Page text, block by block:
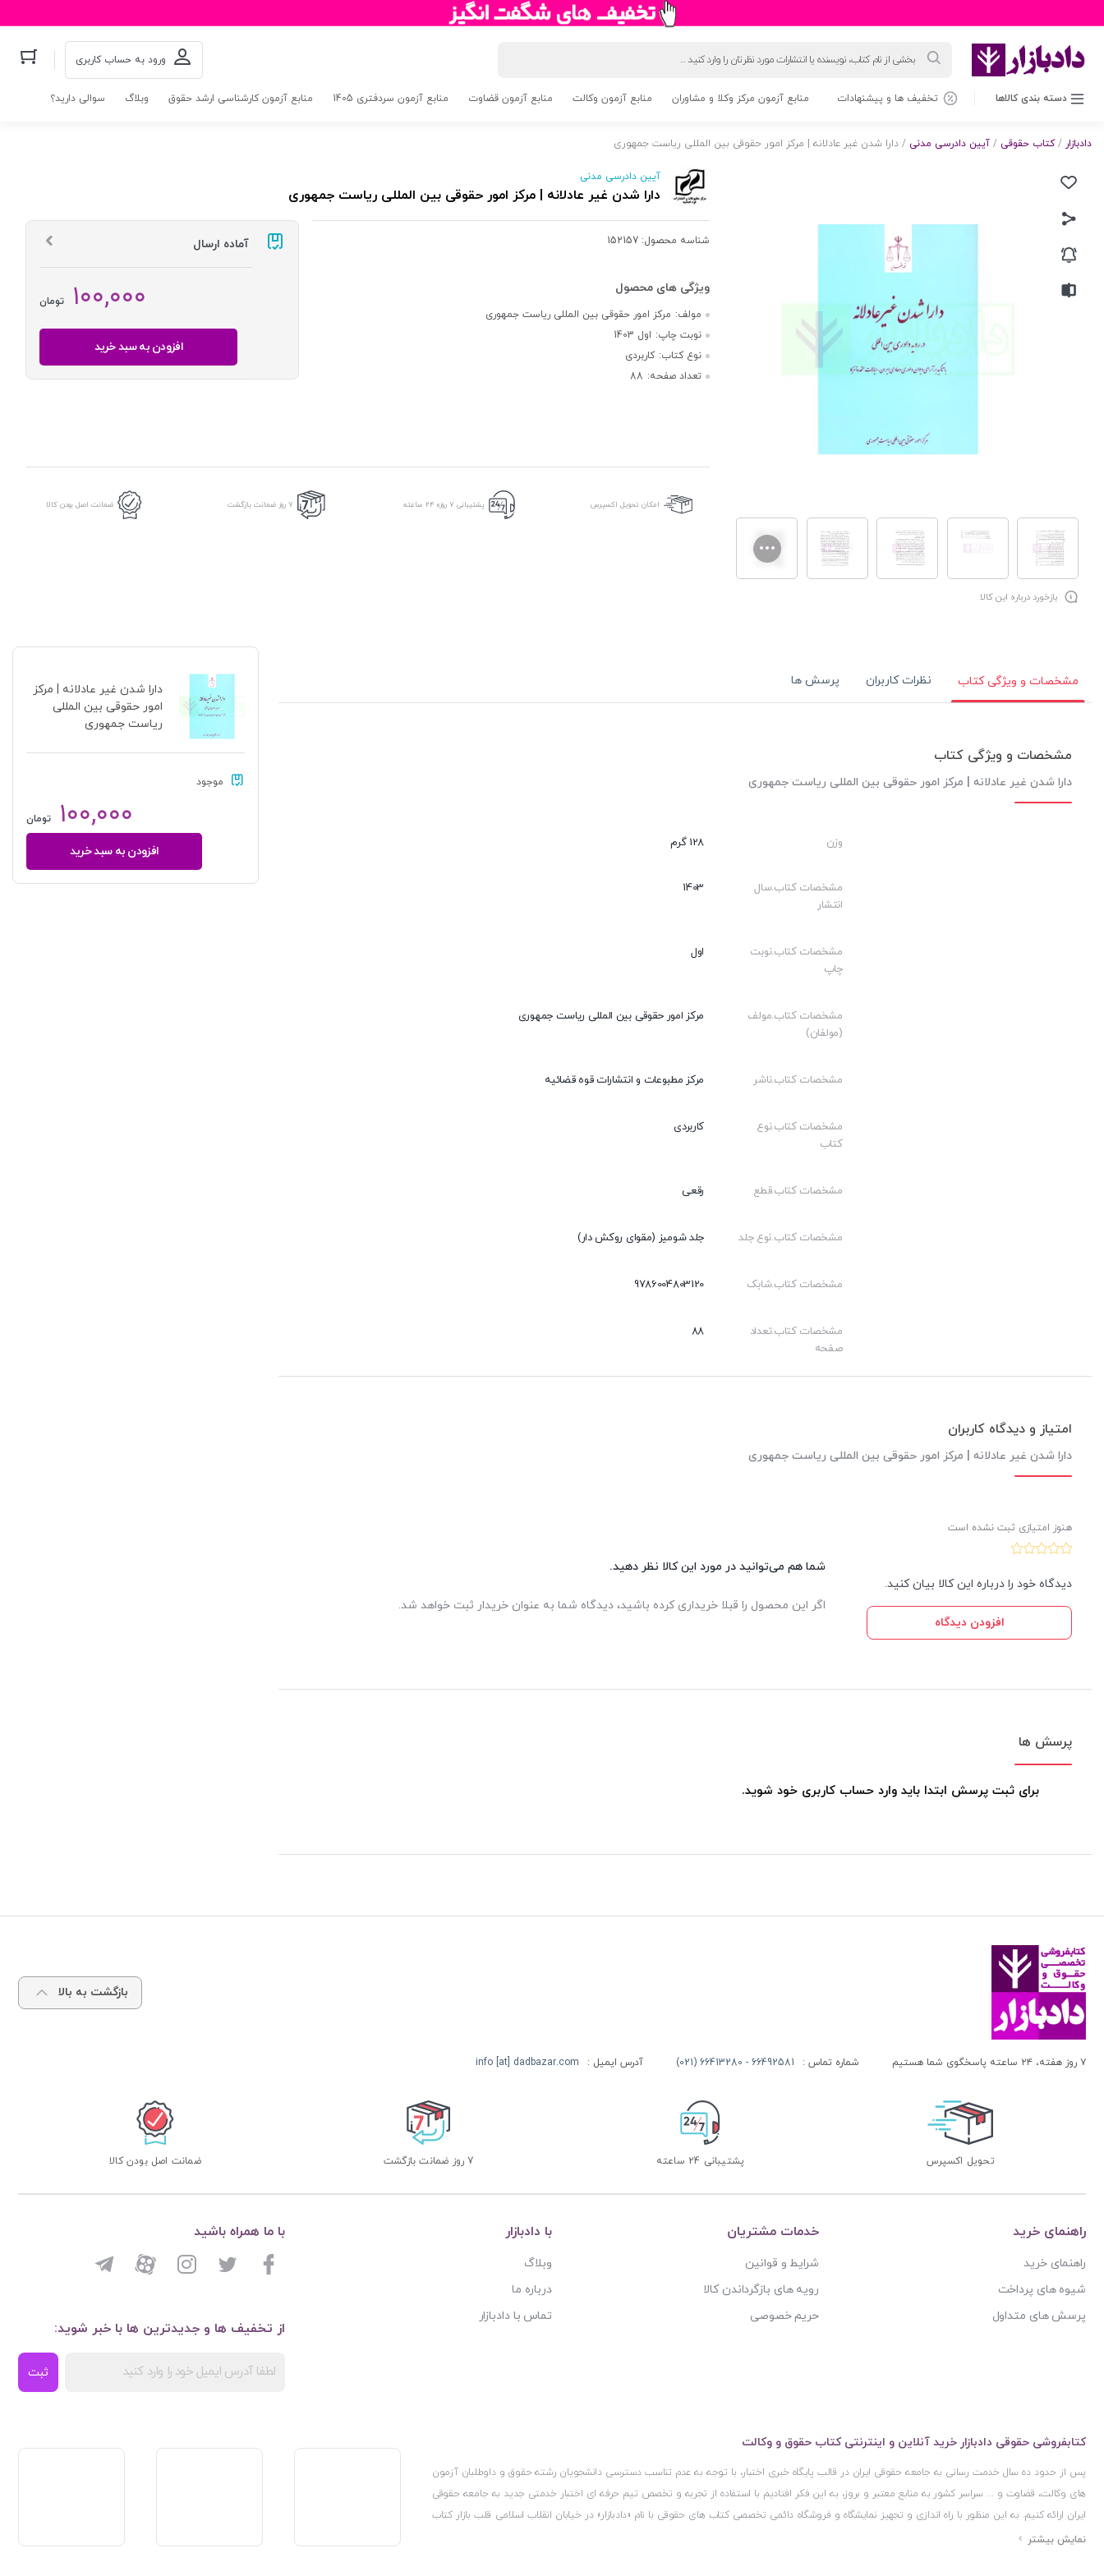
محصولات ورود به حساب کاربری
دسته بندی کالاها تخفیف ها و پیشنهادات منابع آزمون مرکز وکلا و مشاوران منابع آزمون وکالت منابع آزمون قضاوت منابع آزمون سردفتری 1405 منابع آزمون کارشناسی ارشد حقوق وبلاگ سوالی دارید؟
دادبازار /کتاب حقوقی / آیین دادرسی مدنی / دارا شدن غیر عادلانه | مرکز امور حقوقی بین المللی ریاست جمهوری
آیین دادرسی مدنی
دارا شدن غیر عادلانه | مرکز امور حقوقی بین المللی ریاست جمهوری
شناسه محصول: 152157
مولف: مرکز امور حقوقی بین المللی ریاست جمهوری
نوبت چاپ: اول 1403
نوع کتاب: کاربردی
تعداد صفحه: 88
آماده ارسال
۱۰۰,۰۰۰ تومان
غیر
بین
ریاست
افزودن به سبد خرید
امکان تحویل اکسپرس پشتیبانی ۷ روزه ۲۴ ساعته 7 روز ضمانت بازگشت ضمانت اصل بودن کالا
بازخورد درباره این کالا
دارا شدن غیر عادلانه | مرکز
امور حقوقی بین المللی
ریاست جمهوری
موجود
۱۰۰,۰۰۰ تومان
افزودن به سبد خرید
مشخصات و ویژگی کتاب نظرات کاربران پرسش ها
مشخصات و ویژگی کتاب
دارا شدن غیر عادلانه | مرکز امور حقوقی بین المللی ریاست جمهوری
وزن 128 گرم
مشخصات کتاب.سال
انتشار
1403
مشخصات کتاب.نوبت
چاپ
اول
مشخصات کتاب.مولف
(مولفان)
مرکز امور حقوقی بین المللی ریاست جمهوری
مشخصات کتاب.ناشر مرکز مطبوعات و انتشارات قوه قضائیه
مشخصات کتاب.نوع
کتاب
کاربردی
مشخصات کتاب.قطع رقعی
مشخصات کتاب.نوع جلد جلد شومیز (مقوای روکش دار)
مشخصات کتاب.شابک 9786004803120
مشخصات کتاب.تعداد
صفحه
88
امتیاز و دیدگاه کاربران
دارا شدن غیر عادلانه | مرکز امور حقوقی بین المللی ریاست جمهوری
هنوز امتیازی ثبت نشده است
دیدگاه خود را درباره این کالا بیان کنید.
افزودن دیدگاه
شما هم می‌توانید در مورد این کالا نظر دهید.
اگر این محصول را قبلا خریداری کرده باشید، دیدگاه شما به عنوان خریدار ثبت خواهد شد.
پرسش ها
برای ثبت پرسش ابتدا باید وارد حساب کاربری خود شوید.
بازگشت به بالا
۷ روز هفته، ۲۴ ساعته پاسخگوی شما هستیم شماره تماس : 66492581 - 66413280 (021) آدرس ایمیل : info [at] dadbazar.com
تحویل اکسپرس پشتیبانی 24 ساعته 7 روز ضمانت بازگشت ضمانت اصل بودن کالا
راهنمای خرید
راهنمای خرید
شیوه های پرداخت
پرسش های متداول
خدمات مشتریان
شرایط و قوانین
رویه های بازگرداندن کالا
حریم خصوصی
با دادبازار
وبلاگ
درباره ما
تماس با دادبازار
از تخفیف ها و جدیدترین ها با خبر شوید:
ثبت
با ما همراه باشید
کتابفروشی حقوقی دادبازار خرید آنلاین و اینترنتی کتاب حقوق و وکالت
پس از حدود ده سال خدمت رسانی به جامعه حقوقی ایران در قالب پایگاه خبری اختبار، با توجه به عدم تناسب دسترسی دانشجویان رشته حقوق و داوطلبان آزمون
های وکالت، قضاوت و ... سراسر کشور به منابع معتبر و بروز، به این فکر افتادیم با استفاده از تجربه و تخصص تیم حرفه ای اختبار خدمتی جدید به جامعه حقوقی
ایران ارائه کنیم. به این منظور با راه اندازی و تجهیز نمایشگاه و فروشگاه دائمی تخصصی کتاب های حقوقی با نام «دادبازار» در خیابان انقلاب اسلامی قلب بازار کتاب
ایران و اخذ مجوزهای قانونی از جمله نماد اعتماد الکترونیک از مرکز توسعه تجارت الکترونیکی وزارت صنعت، معدن و تجارت، نشان ملی ثبت رسانه های دیجیتال از